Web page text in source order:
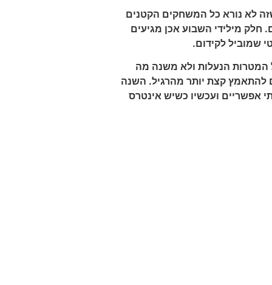
לא נורא כל המשחקים הקטנים
מילידי השבוע אכן מגיעים
שמוביל לקידום.
המטרות הנעלות ולא משנה מה
קצת יותר מהרגיל. השנה
אפשריים ועכשיו כשיש אינטרס